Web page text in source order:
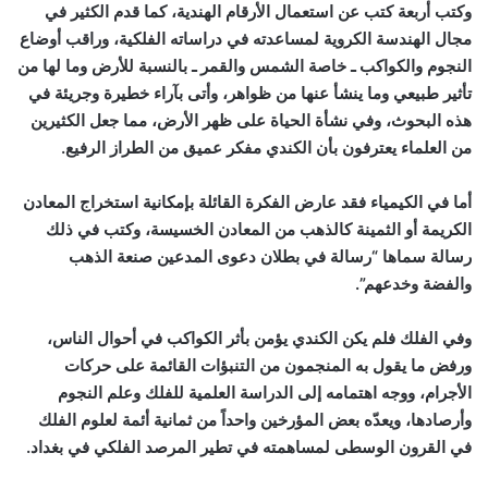
وكتب أربعة كتب عن استعمال الأرقام الهندية، كما قدم الكثير في
مجال الهندسة الكروية لمساعدته في دراساته الفلكية، وراقب أوضاع
النجوم والكواكب ـ خاصة الشمس والقمر ـ بالنسبة للأرض وما لها من
تأثير طبيعي وما ينشأ عنها من ظواهر، وأتى بآراء خطيرة وجريئة في
هذه البحوث، وفي نشأة الحياة على ظهر الأرض، مما جعل الكثيرين
من العلماء يعترفون بأن الكندي مفكر عميق من الطراز الرفيع.
أما في الكيمياء فقد عارض الفكرة القائلة بإمكانية استخراج المعادن
الكريمة أو الثمينة كالذهب من المعادن الخسيسة، وكتب في ذلك
رسالة سماها “رسالة في بطلان دعوى المدعين صنعة الذهب
والفضة وخدعهم”.
وفي الفلك فلم يكن الكندي يؤمن بأثر الكواكب في أحوال الناس،
ورفض ما يقول به المنجمون من التنبؤات القائمة على حركات
الأجرام، ووجه اهتمامه إلى الدراسة العلمية للفلك وعلم النجوم
وأرصادها، ويعدّه بعض المؤرخين واحداً من ثمانية أئمة لعلوم الفلك
في القرون الوسطى لمساهمته في تطير المرصد الفلكي في بغداد.